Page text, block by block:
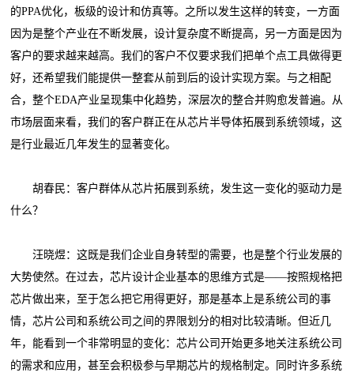
的PPA优化，板级的设计和仿真等。之所以发生这样的转变，一方面
因为是整个产业在不断发展，设计复杂度不断提高，另一方面是因为
客户的要求越来越高。我们的客户不仅要求我们把单个点工具做得更
好，还希望我们能提供一整套从前到后的设计实现方案。与之相配
合，整个EDA产业呈现集中化趋势，深层次的整合并购愈发普遍。从
市场层面来看，我们的客户群正在从芯片半导体拓展到系统领域，这
是行业最近几年发生的显著变化。
胡春民：客户群体从芯片拓展到系统，发生这一变化的驱动力是
什么？
汪晓煜：这既是我们企业自身转型的需要，也是整个行业发展的
大势使然。在过去，芯片设计企业基本的思维方式是——按照规格把
芯片做出来，至于怎么把它用得更好，那是基本上是系统公司的事
情，芯片公司和系统公司之间的界限划分的相对比较清晰。但近几
年，能看到一个非常明显的变化：芯片公司开始更多地关注系统公司
的需求和应用，甚至会积极参与早期芯片的规格制定。同时许多系统